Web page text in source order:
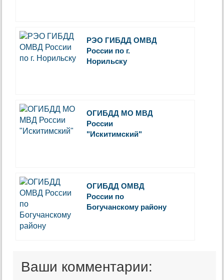
РЭО ГИБДД ОМВД
России по г.
Норильску
ОГИБДД МО МВД
России
"Искитимский"
ОГИБДД ОМВД
России по
Богучанскому району
Ваши комментарии: